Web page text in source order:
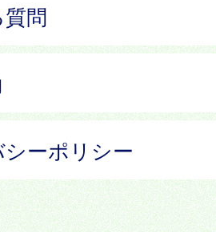
問
ーポリシー